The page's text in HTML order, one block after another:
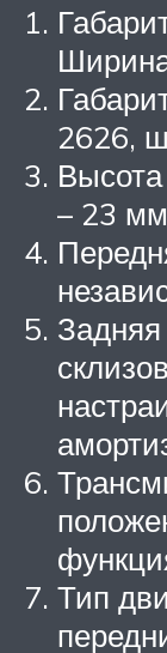
2626,
Высота
– 23
Задняя
Тип